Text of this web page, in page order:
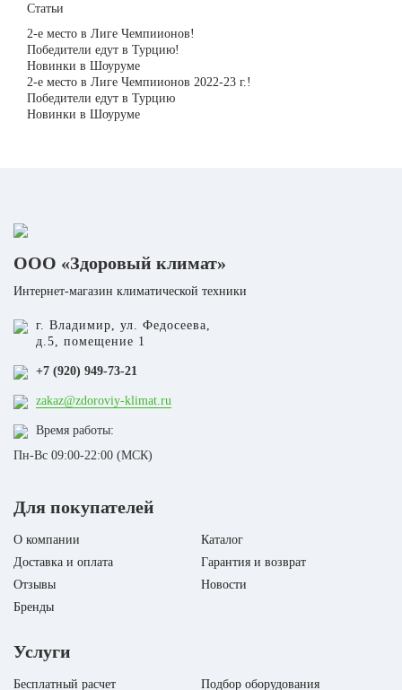
Статьи
2-е место в Лиге Чемпиионов!
Победители едут в Турцию!
Новинки в Шоуруме
2-е место в Лиге Чемпиионов 2022-23 г.!
Победители едут в Турцию
Новинки в Шоуруме
ООО «Здоровый климат»
Интернет-магазин климатической техники
г. Владимир, ул. Федосеева,
д.5, помещение 1
+7 (920) 949-73-21
zakaz@zdoroviy-klimat.ru
Время работы:
Пн-Вс 09:00-22:00 (МСК)
Для покупателей
О компании
Каталог
Доставка и оплата
Гарантия и возврат
Отзывы
Новости
Бренды
Услуги
Бесплатный расчет Подбор оборудования